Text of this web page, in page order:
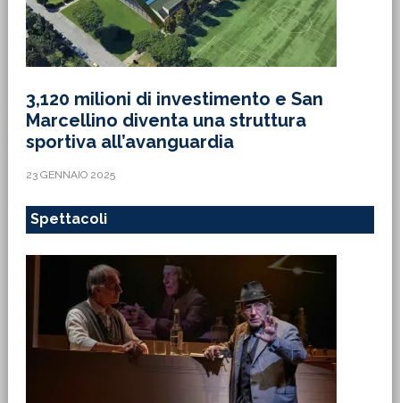
3,120 milioni di investimento e San
Marcellino diventa una struttura
sportiva all’avanguardia
23 GENNAIO 2025
Spettacoli